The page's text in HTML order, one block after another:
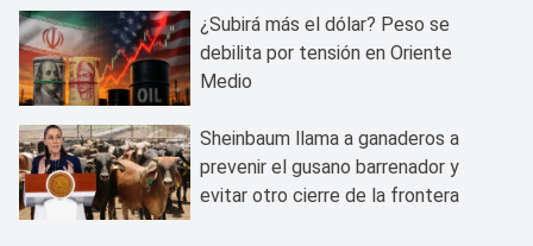
¿Subirá más el dólar? Peso se
debilita por tensión en Oriente
Medio
Sheinbaum llama a ganaderos a
prevenir el gusano barrenador y
evitar otro cierre de la frontera